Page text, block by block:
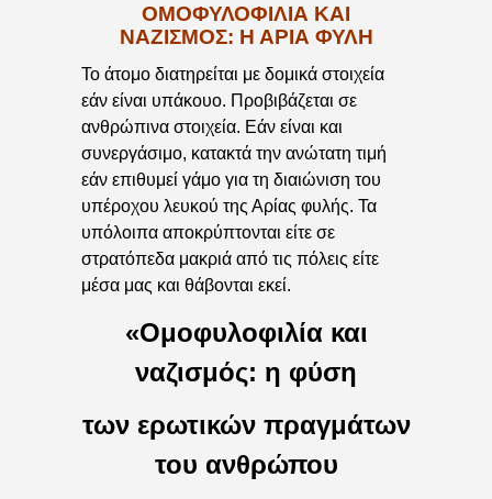
ΟΜΟΦΥΛΟΦΙΛΙΑ ΚΑΙ
ΝΑΖΙΣΜΟΣ: Η ΑΡΙΑ ΦΥΛΗ
Το άτομο διατηρείται με δομικά στοιχεία
εάν είναι υπάκουο. Προβιβάζεται σε
ανθρώπινα στοιχεία. Εάν είναι και
συνεργάσιμο, κατακτά την ανώτατη τιμή
εάν επιθυμεί γάμο για τη διαιώνιση του
υπέροχου λευκού της Αρίας φυλής. Τα
υπόλοιπα αποκρύπτονται είτε σε
στρατόπεδα μακριά από τις πόλεις είτε
μέσα μας και θάβονται εκεί.
«Ομοφυλοφιλία και
ναζισμός: η φύση
των ερωτικών πραγμάτων
του ανθρώπου